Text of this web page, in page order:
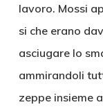
lavoro. Mossi
si che erano
asciugare lo
ammirandoli
zeppe insieme